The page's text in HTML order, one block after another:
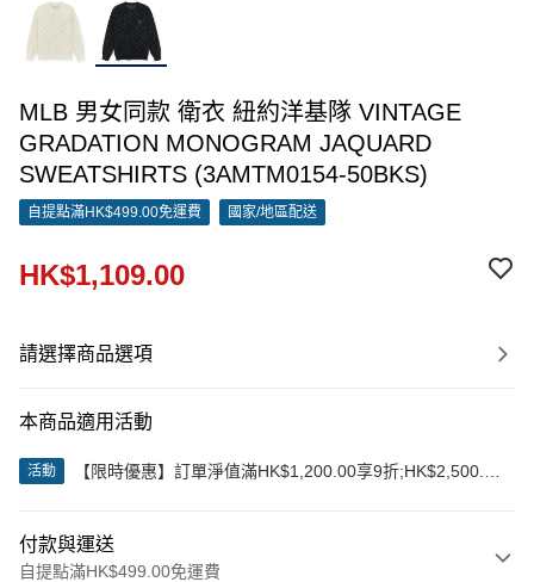
MLB 男女同款 衛衣 紐約洋基隊 VINTAGE
GRADATION MONOGRAM JAQUARD
SWEATSHIRTS (3AMTM0154-50BKS)
自提點滿HK$499.00免運費 國家/地區配送
HK$1,109.00
請選擇商品選項
本商品適用活動
活動
【限時優惠】訂單淨值滿HK$1,200.00享9折;HK$2,500.00
付款與運送
自提點滿HK$499.00免運費